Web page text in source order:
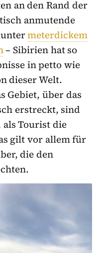
an den Rand der
anmutende
untermeterdickem
– Sibirien hat so
in petto wie
dieser Welt.
Gebiet, über das
erstreckt, sind
Tourist die
gilt vor allem für
die den